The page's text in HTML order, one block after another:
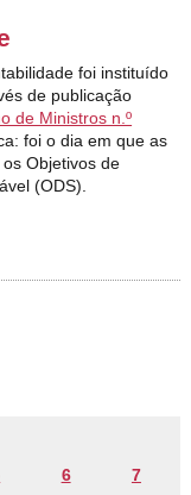
foi instituído
de publicação
de Ministros n.º
foi o dia em que as
Objetivos de
(ODS).
6
7